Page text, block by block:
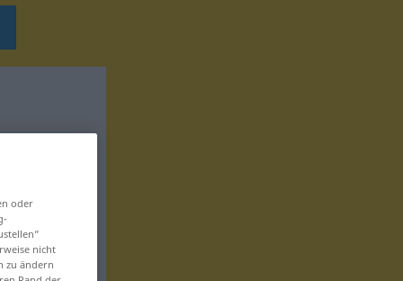
oder
nicht
zu ändern